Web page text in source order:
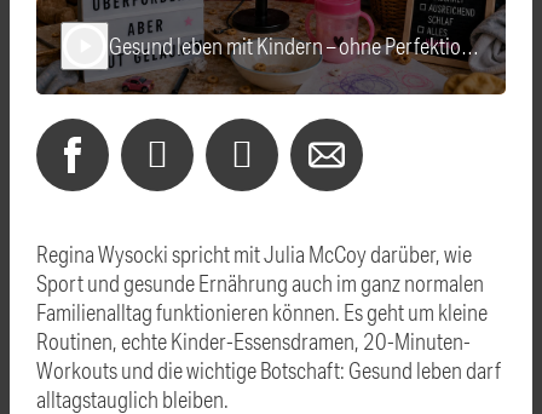
Gesund leben mit Kindern – ohne Perfektionsdruck
Regina Wysocki spricht mit Julia McCoy darüber, wie
Sport und gesunde Ernährung auch im ganz normalen
Familienalltag funktionieren können. Es geht um kleine
Routinen, echte Kinder-Essensdramen, 20-Minuten-
Workouts und die wichtige Botschaft: Gesund leben darf
alltagstauglich bleiben.